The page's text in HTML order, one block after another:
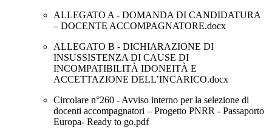
ALLEGATO A - DOMANDA DI CANDIDATURA
– DOCENTE ACCOMPAGNATORE.docx
ALLEGATO B - DICHIARAZIONE DI
INSUSSISTENZA DI CAUSE DI
INCOMPATIBILITÀ IDONEITÀ E
ACCETTAZIONE DELL’INCARICO.docx
Circolare n°260 - Avviso interno per la selezione di
docenti accompagnatori – Progetto PNRR - Passaporto
Europa- Ready to go.pdf